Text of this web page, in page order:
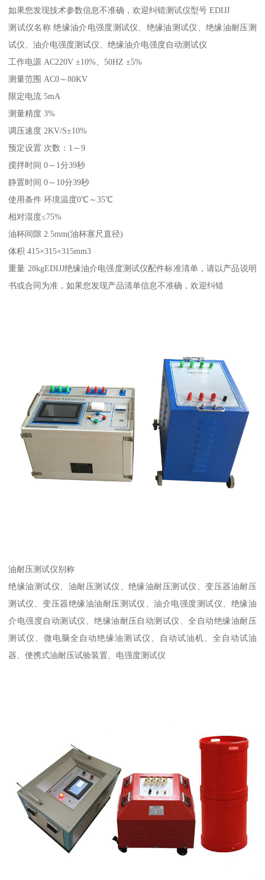
如果您发现技术参数信息不准确，欢迎纠错测试仪型号 EDIJJ
测试仪名称 绝缘油介电强度测试仪、绝缘油测试仪、绝缘油耐压测
试仪、油介电强度测试仪、绝缘油介电强度自动测试仪
工作电源 AC220V ±10%、50HZ ±5%
测量范围 AC0～80KV
限定电流 5mA
测量精度 3%
调压速度 2KV/S±10%
预定设置 次数：1～9
搅拌时间 0～1分39秒
静置时间 0～10分39秒
使用条件 环境温度0℃～35℃
相对湿度≤75%
油杯间隙 2.5mm(油杯塞尺直径)
体积 415×315×315mm3
重量 28kgEDIJJ绝缘油介电强度测试仪配件标准清单，请以产品说明
书或合同为准，如果您发现产品清单信息不准确，欢迎纠错
油耐压测试仪别称
绝缘油测试仪、油耐压测试仪、绝缘油耐压测试仪、变压器油耐压
测试仪、变压器绝缘油油耐压测试仪、油介电强度测试仪、绝缘油
介电强度自动测试仪、绝缘油耐压自动测试仪、全自动绝缘油耐压
测试仪、微电脑全自动绝缘油测试仪、自动试油机、全自动试油
器、便携式油耐压试验装置、电强度测试仪